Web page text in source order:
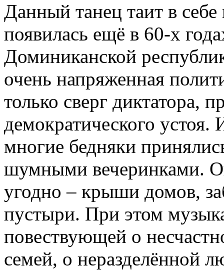
Данный танец таит в
появилась ещё в 60-х
Доминиканской
очень напряженная
только сверг диктатора,
демократического
многие бедняки
шумными вечеринками.
угодно – крыши домов,
пустыри. При этом
повествующей о
семей, о неразделённой